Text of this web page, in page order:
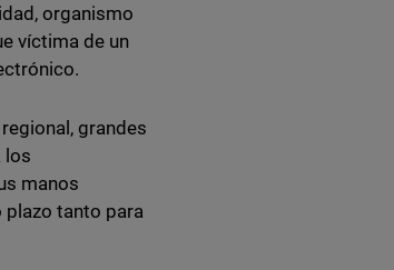
organismo
víctima de un
grandes
los
manos
plazo tanto para